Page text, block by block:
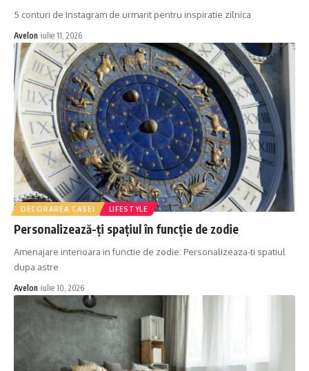
5 conturi de Instagram de urmarit pentru inspiratie zilnica
Avelon iulie 11, 2026
DECORAREA CASEI LIFESTYLE
Personalizează-ți spațiul în funcție de zodie
Amenajare interioara in functie de zodie: Personalizeaza-ti spatiul
dupa astre
Avelon iulie 10, 2026